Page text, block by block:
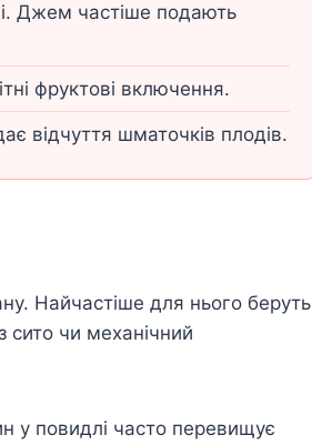
Джем частіше подають
фруктові включення.
відчуття шматочків плодів.
Найчастіше для нього беруть
сито чи механічний
у повидлі часто перевищує